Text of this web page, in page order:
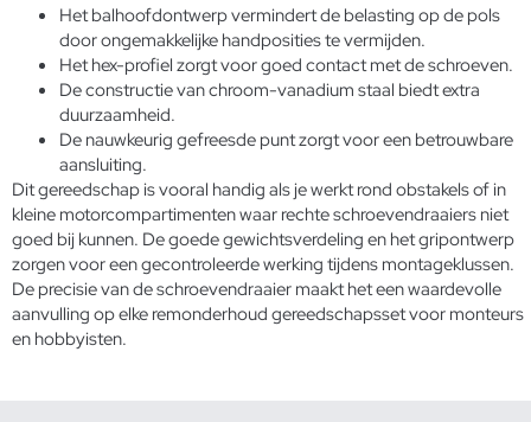
Het balhoofdontwerp vermindert de belasting op de pols
door ongemakkelijke handposities te vermijden.
Het hex-profiel zorgt voor goed contact met de schroeven.
De constructie van chroom-vanadium staal biedt extra
duurzaamheid.
De nauwkeurig gefreesde punt zorgt voor een betrouwbare
aansluiting.
Dit gereedschap is vooral handig als je werkt rond obstakels of in
kleine motorcompartimenten waar rechte schroevendraaiers niet
goed bij kunnen. De goede gewichtsverdeling en het gripontwerp
zorgen voor een gecontroleerde werking tijdens montageklussen.
De precisie van de schroevendraaier maakt het een waardevolle
aanvulling op elkeremonderhoud gereedschapssetvoor monteurs
en hobbyisten.